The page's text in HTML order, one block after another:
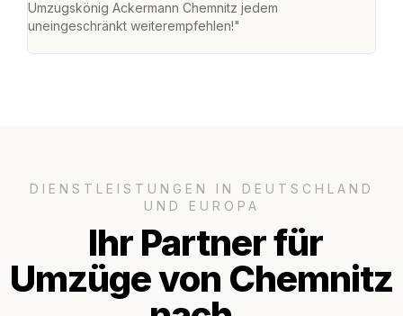
Umzugskönig Ackermann Chemnitz jedem
uneingeschränkt weiterempfehlen!"
DIENSTLEISTUNGEN IN DEUTSCHLAND
UND EUROPA
Ihr Partner für
Umzüge von Chemnitz